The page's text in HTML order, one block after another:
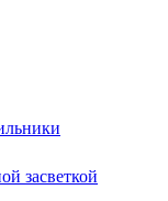
засветкой